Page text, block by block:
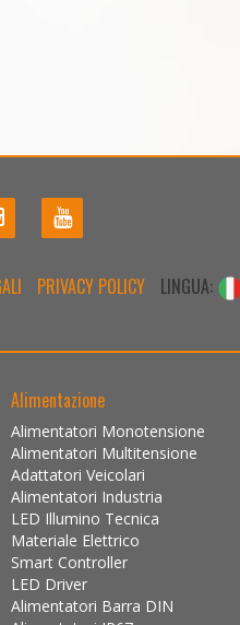
PRIVACY POLICY LINGUA:
Alimentazione
Alimentatori Monotensione
Alimentatori Multitensione
Adattatori Veicolari
Alimentatori Industria
LED Illumino Tecnica
Materiale Elettrico
Smart Controller
LED Driver
Alimentatori Barra DIN